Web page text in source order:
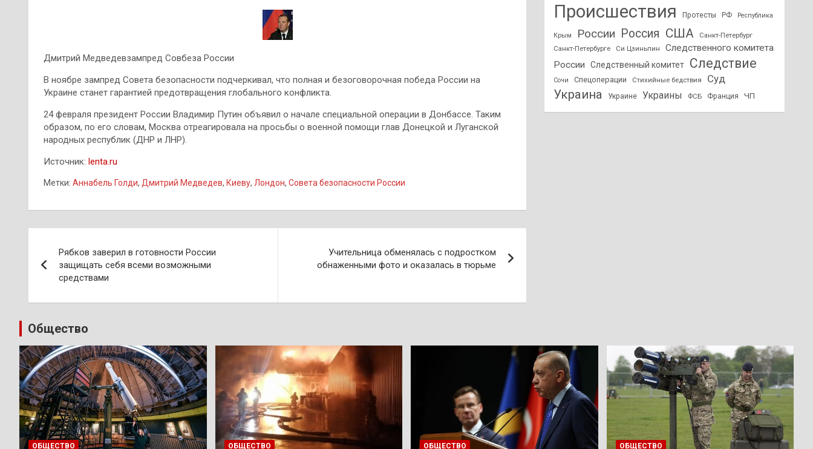
Дмитрий Медведевзампред Совбеза России
В ноябре зампред Совета безопасности подчеркивал, что полная и безоговорочная победа России на
Украине станет гарантией предотвращения глобального конфликта.
24 февраля президент России Владимир Путин объявил о начале специальной операции в Донбассе. Таким
образом, по его словам, Москва отреагировала на просьбы о военной помощи глав Донецкой и Луганской
народных республик (ДНР и ЛНР).
Источник: lenta.ru
Метки: Аннабель Голди, Дмитрий Медведев, Киеву, Лондон, Совета безопасности России
по
записям
Рябков заверил в готовности России
защищать себя всеми возможными
средствами
Учительница обменялась с подростком
обнаженными фото и оказалась в тюрьме
Происшествия Протесты РФ Республика
Крым России Россия США
Санкт-Петербург
Санкт-Петербурге
Си Цзиньпин
Следственного комитета
России
Следственный комитет Следствие
Сочи Спецоперации Стихийные бедствия Суд
Украина Украине Украины ФСБ Франция ЧП
Общество
ОБЩЕСТВО ОБЩЕСТВО ОБЩЕСТВО ОБЩЕСТВО